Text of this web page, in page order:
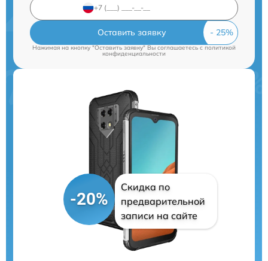
Оставить заявку
Нажимая на кнопку "Оставить заявку" Вы соглашаетесь cполитикой
конфиденциальности
-20%
Скидка по
предварительной
записи на сайте